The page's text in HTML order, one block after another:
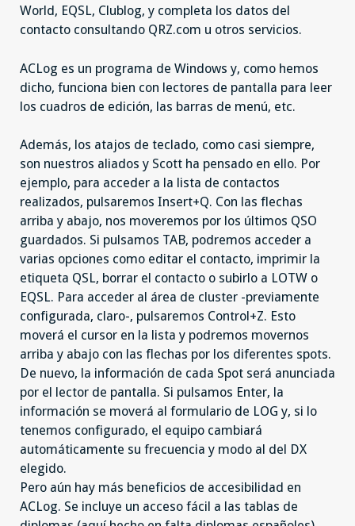
World, EQSL, Clublog, y completa los datos del
contacto consultando QRZ.com u otros servicios.
ACLog es un programa de Windows y, como hemos
dicho, funciona bien con lectores de pantalla para leer
los cuadros de edición, las barras de menú, etc.
Además, los atajos de teclado, como casi siempre,
son nuestros aliados y Scott ha pensado en ello. Por
ejemplo, para acceder a la lista de contactos
realizados, pulsaremos Insert+Q. Con las flechas
arriba y abajo, nos moveremos por los últimos QSO
guardados. Si pulsamos TAB, podremos acceder a
varias opciones como editar el contacto, imprimir la
etiqueta QSL, borrar el contacto o subirlo a LOTW o
EQSL. Para acceder al área de cluster -previamente
configurada, claro-, pulsaremos Control+Z. Esto
moverá el cursor en la lista y podremos movernos
arriba y abajo con las flechas por los diferentes spots.
De nuevo, la información de cada Spot será anunciada
por el lector de pantalla. Si pulsamos Enter, la
información se moverá al formulario de LOG y, si lo
tenemos configurado, el equipo cambiará
automáticamente su frecuencia y modo al del DX
elegido.
Pero aún hay más beneficios de accesibilidad en
ACLog. Se incluye un acceso fácil a las tablas de